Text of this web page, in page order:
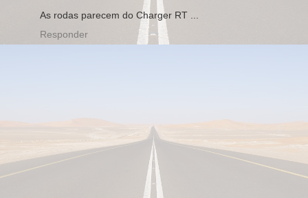
As rodas parecem do Charger RT ...
Responder